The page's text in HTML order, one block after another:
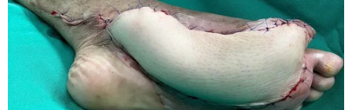
và 65 năm Chiến thắng Điện Biên Phủ.